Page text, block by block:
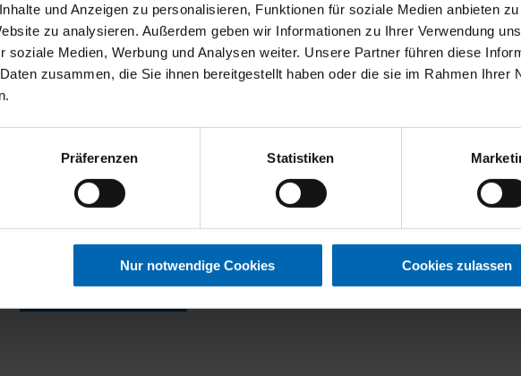
und Anzeigen zu personalisieren, Funktionen für soziale Medien anbieten
zu analysieren. Außerdem geben wir Informationen zu Ihrer Verwendung
soziale Medien, Werbung und Analysen weiter. Unsere Partner führen diese
zusammen, die Sie ihnen bereitgestellt haben oder die sie im Rahmen Ihrer
Präferenzen Statistiken
Nur notwendige Cookies Cookies zulassen
Kilometerstand
5 km
Zustand
Neuwagen
Leistung
390 kW / 530 PS
Kraftstoff
Benzin
99.219 €
19% MwSt.
Kraftstoffverbrauch (kombiniert):10,1 l/100km;CO -